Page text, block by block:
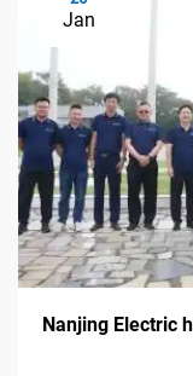
Jan
Nanjing Electric